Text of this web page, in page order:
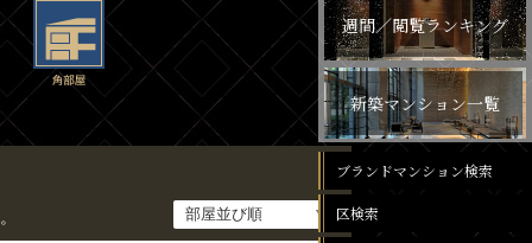
週間／閲覧ランキング
新築マンション一覧
ブランドマンション検索
区検索